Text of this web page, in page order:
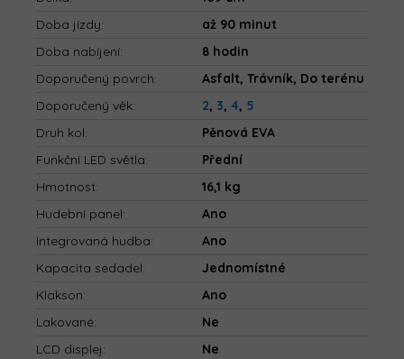
Doba jízdy:
až 90 minut
Doba nabíjení:
8 hodin
Doporučený povrch:
Asfalt, Trávník, Do terénu
Doporučený věk: 2, 3, 4, 5
Druh kol:
Pěnová EVA
Funkční LED světla:
Přední
Hmotnost:
16,1 kg
Hudební panel:
Ano
Integrovaná hudba:
Ano
Kapacita sedadel:
Jednomístné
Klakson:
Ano
Lakované:
Ne
LCD displej:
Ne